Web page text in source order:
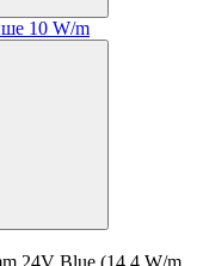
10 W/m
24V Blue (14.4 W/m,